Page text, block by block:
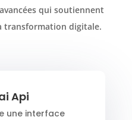
qui soutiennent
transformation digitale.
Api
une interface